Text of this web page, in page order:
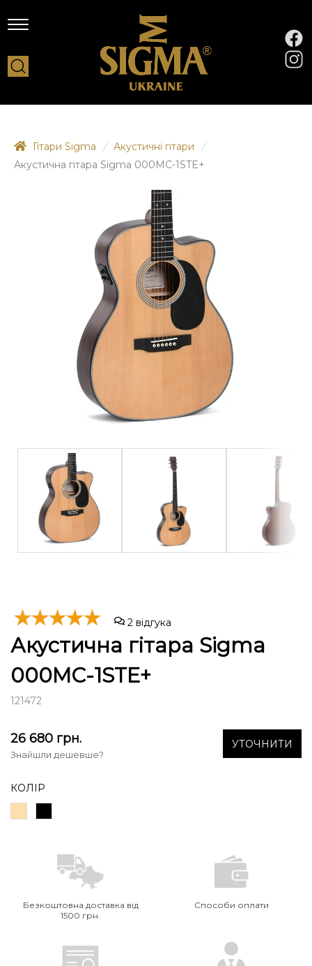
Гітари Sigma / Акустичні гітари
/
Акустична гітара Sigma 000MC-1STE+
2 відгука
Акустична гітара Sigma
000MC-1STE+
121472
26 680 грн.
Знайшли дешевше?
УТОЧНИТИ
КОЛІР
Безкоштовна доставка від
1500 грн.
Способи оплати